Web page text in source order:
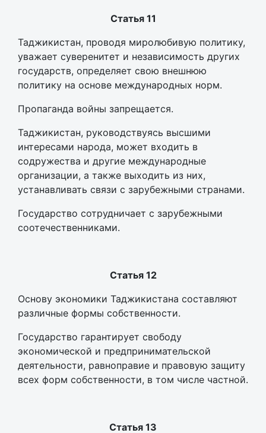
Статья 11
Таджикистан, проводя миролюбивую политику,
уважает суверенитет и независимость других
государств, определяет свою внешнюю
политику на основе международных норм.
Пропаганда войны запрещается.
Таджикистан, руководствуясь высшими
интересами народа, может входить в
содружества и другие международные
организации, а также выходить из них,
устанавливать связи с зарубежными странами.
Государство сотрудничает с зарубежными
соотечественниками.
Статья 12
Основу экономики Таджикистана составляют
различные формы собственности.
Государство гарантирует свободу
экономической и предпринимательской
деятельности, равноправие и правовую защиту
всех форм собственности, в том числе частной.
Статья 13